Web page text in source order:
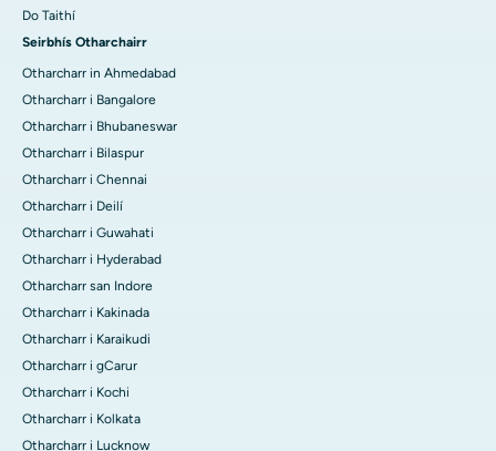
Do Taithí
Seirbhís Otharchairr
Otharcharr in Ahmedabad
Otharcharr i Bangalore
Otharcharr i Bhubaneswar
Otharcharr i Bilaspur
Otharcharr i Chennai
Otharcharr i Deilí
Otharcharr i Guwahati
Otharcharr i Hyderabad
Otharcharr san Indore
Otharcharr i Kakinada
Otharcharr i Karaikudi
Otharcharr i gCarur
Otharcharr i Kochi
Otharcharr i Kolkata
Otharcharr i Lucknow